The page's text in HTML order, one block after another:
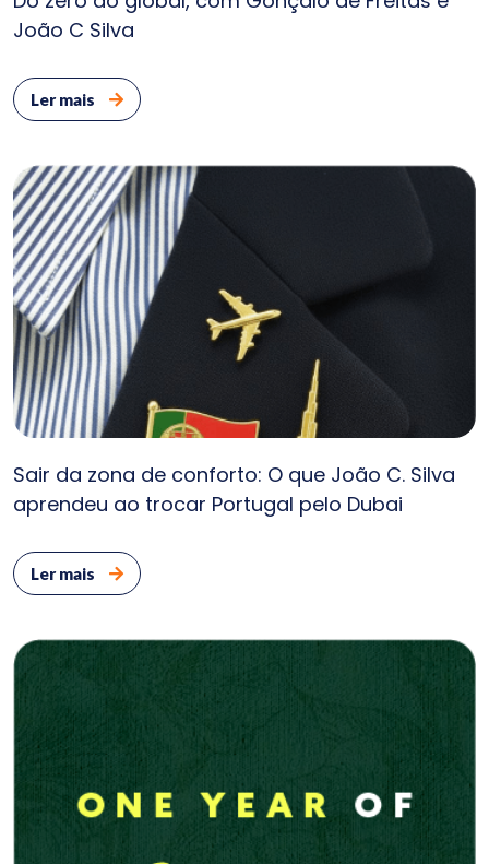
João C Silva
Ler mais
Sair da zona de conforto: O que João C. Silva
aprendeu ao trocar Portugal pelo Dubai
Ler mais